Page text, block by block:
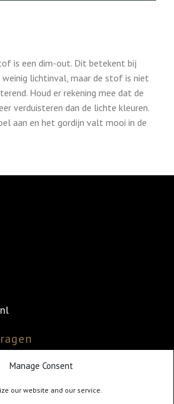
Manage Consent
our website and our service.
is een dim-out. Dit betekent bij
lichtinval, maar de stof is niet
Houd er rekening mee dat de
verduisteren dan de lichte kleuren.
aan en het gordijn valt mooi in de